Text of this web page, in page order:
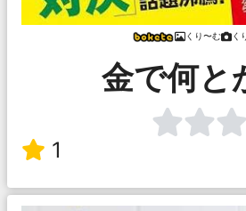
くり〜む く
金で何と
1